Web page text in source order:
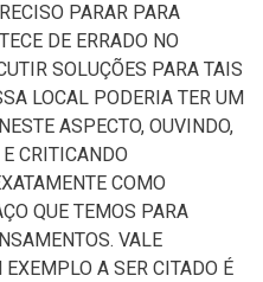
PARAR PARA
DE ERRADO NO
SOLUÇÕES PARA TAIS
LOCAL PODERIA TER UM
ASPECTO, OUVINDO,
CRITICANDO
COMO
QUE TEMOS PARA
VALE
A SER CITADO É